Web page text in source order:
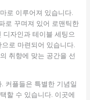
로 이루어져 있습니다.
로 꾸며져 있어 로맨틱한
디자인과 테이블 세팅으
로 마련되어 있습니다.
취향에 맞는 공간을 선
커플들은 특별한 기념일
할 수 있습니다. 이곳에